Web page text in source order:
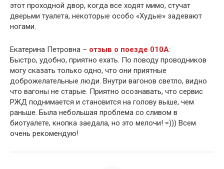
этот проходной двор, когда все ходят мимо, стучат
дверьми туалета, некоторые особо «Худые» задевают
ногами.
Екатерина Петровна – отзыв о поезде 010А:
Быстро, удобно, приятно ехать. По поводу проводников
могу сказать только одно, что они приятные
доброжелательные люди. Внутри вагонов светло, видно
что вагоны не старые. Приятно осознавать, что сервис
РЖД поднимается и становится на голову выше, чем
раньше. Была небольшая проблема со сливом в
биотуалете, кнопка заедала, но это мелочи! =))) Всем
очень рекомендую!